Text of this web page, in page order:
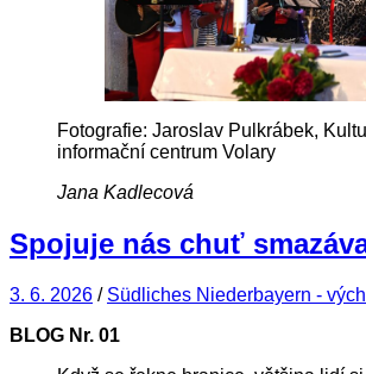
Fotografie: Jaroslav Pulkrábek,
informační centrum Volary
Jana Kadlecová
Spojuje nás chuť
3. 6. 2026 / Südliches Niederbayern -
BLOG Nr. 01